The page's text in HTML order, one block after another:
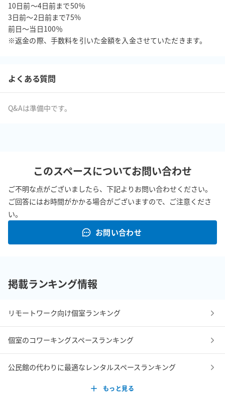
10日前〜4日前まで50％
3日前〜2日前まで75%
前日〜当日100％
※返金の際、手数料を引いた金額を入金させていただきます。
よくある質問
Q&Aは準備中です。
このスペースについてお問い合わせ
ご不明な点がございましたら、下記よりお問い合わせください。
ご回答にはお時間がかかる場合がございますので、ご注意くださ
い。
お問い合わせ
掲載ランキング情報
リモートワーク向け個室ランキング
個室のコワーキングスペースランキング
公民館の代わりに最適なレンタルスペースランキング
もっと見る